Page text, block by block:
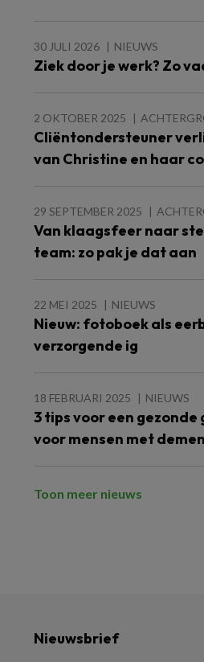
30 JULI 2026 NIEUWS
Ziek door je werk? Zo
2 OKTOBER 2025
Cliëntondersteuner
van Christine en haar
29 SEPTEMBER 2025
Van klaagsfeer naar
team: zo pak je dat aan
22 MEI 2025 NIEUWS
Nieuw: fotoboek als
verzorgende ig
18 FEBRUARI 2025 NIEUWS
3 tips voor een
voor mensen met
Toon meer nieuws
Nieuwsbrief